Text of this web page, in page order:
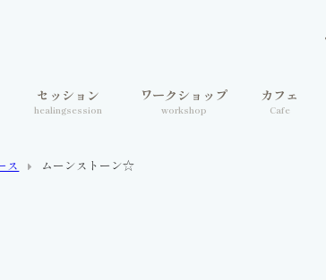
セッション
healingsession
ワークショップ
workshop
カフェ
Cafe
ス ムーンストーン☆